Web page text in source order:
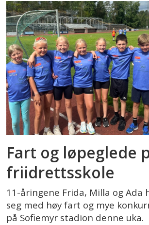
Fart og løpeglede
friidrettsskole
11-åringene Frida, Milla og Ada
seg med høy fart og mye
på Sofiemyr stadion denne uka.